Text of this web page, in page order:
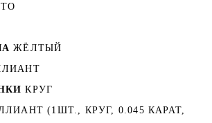
ЖЁЛТЫЙ
КРУГ
(1ШТ., КРУГ, 0.045 КАРАТ,